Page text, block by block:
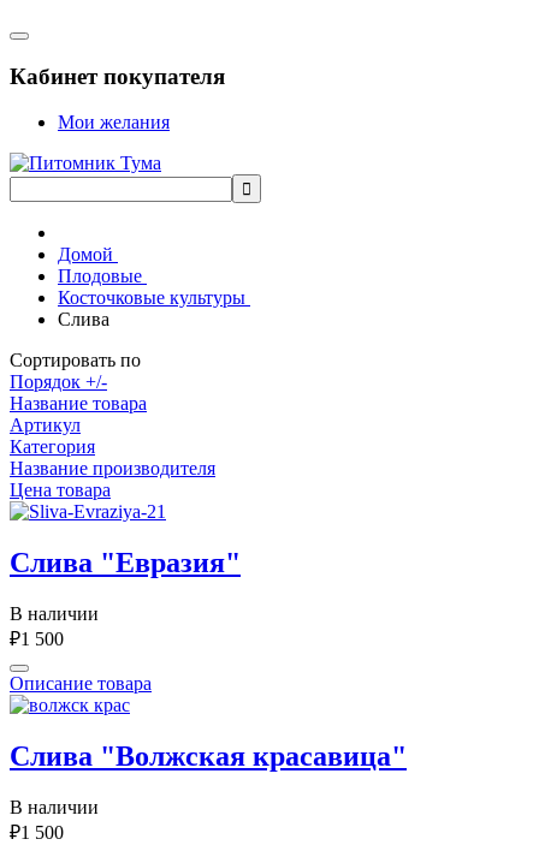
Кабинет покупателя
Мои желания
Домой
Плодовые
Косточковые культуры
Слива
Сортировать по
Порядок +/-
Название товара
Артикул
Категория
Название производителя
Цена товара
Слива "Евразия"
В наличии
₽1 500
Описание товара
Слива "Волжская красавица"
В наличии
₽1 500